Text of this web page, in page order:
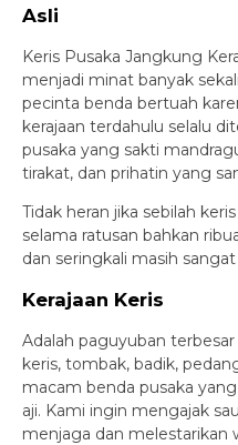
Asli
Keris Pusaka Jangkung
menjadi minat banyak
pecinta benda bertuah
kerajaan terdahulu selalu
pusaka yang sakti
tirakat, dan prihatin yang
Tidak heran jika sebilah
selama ratusan bahkan
dan seringkali masih
Kerajaan Keris
Adalah paguyuban
keris, tombak, badik,
macam benda pusaka
aji. Kami ingin mengajak
menjaga dan melestarikan